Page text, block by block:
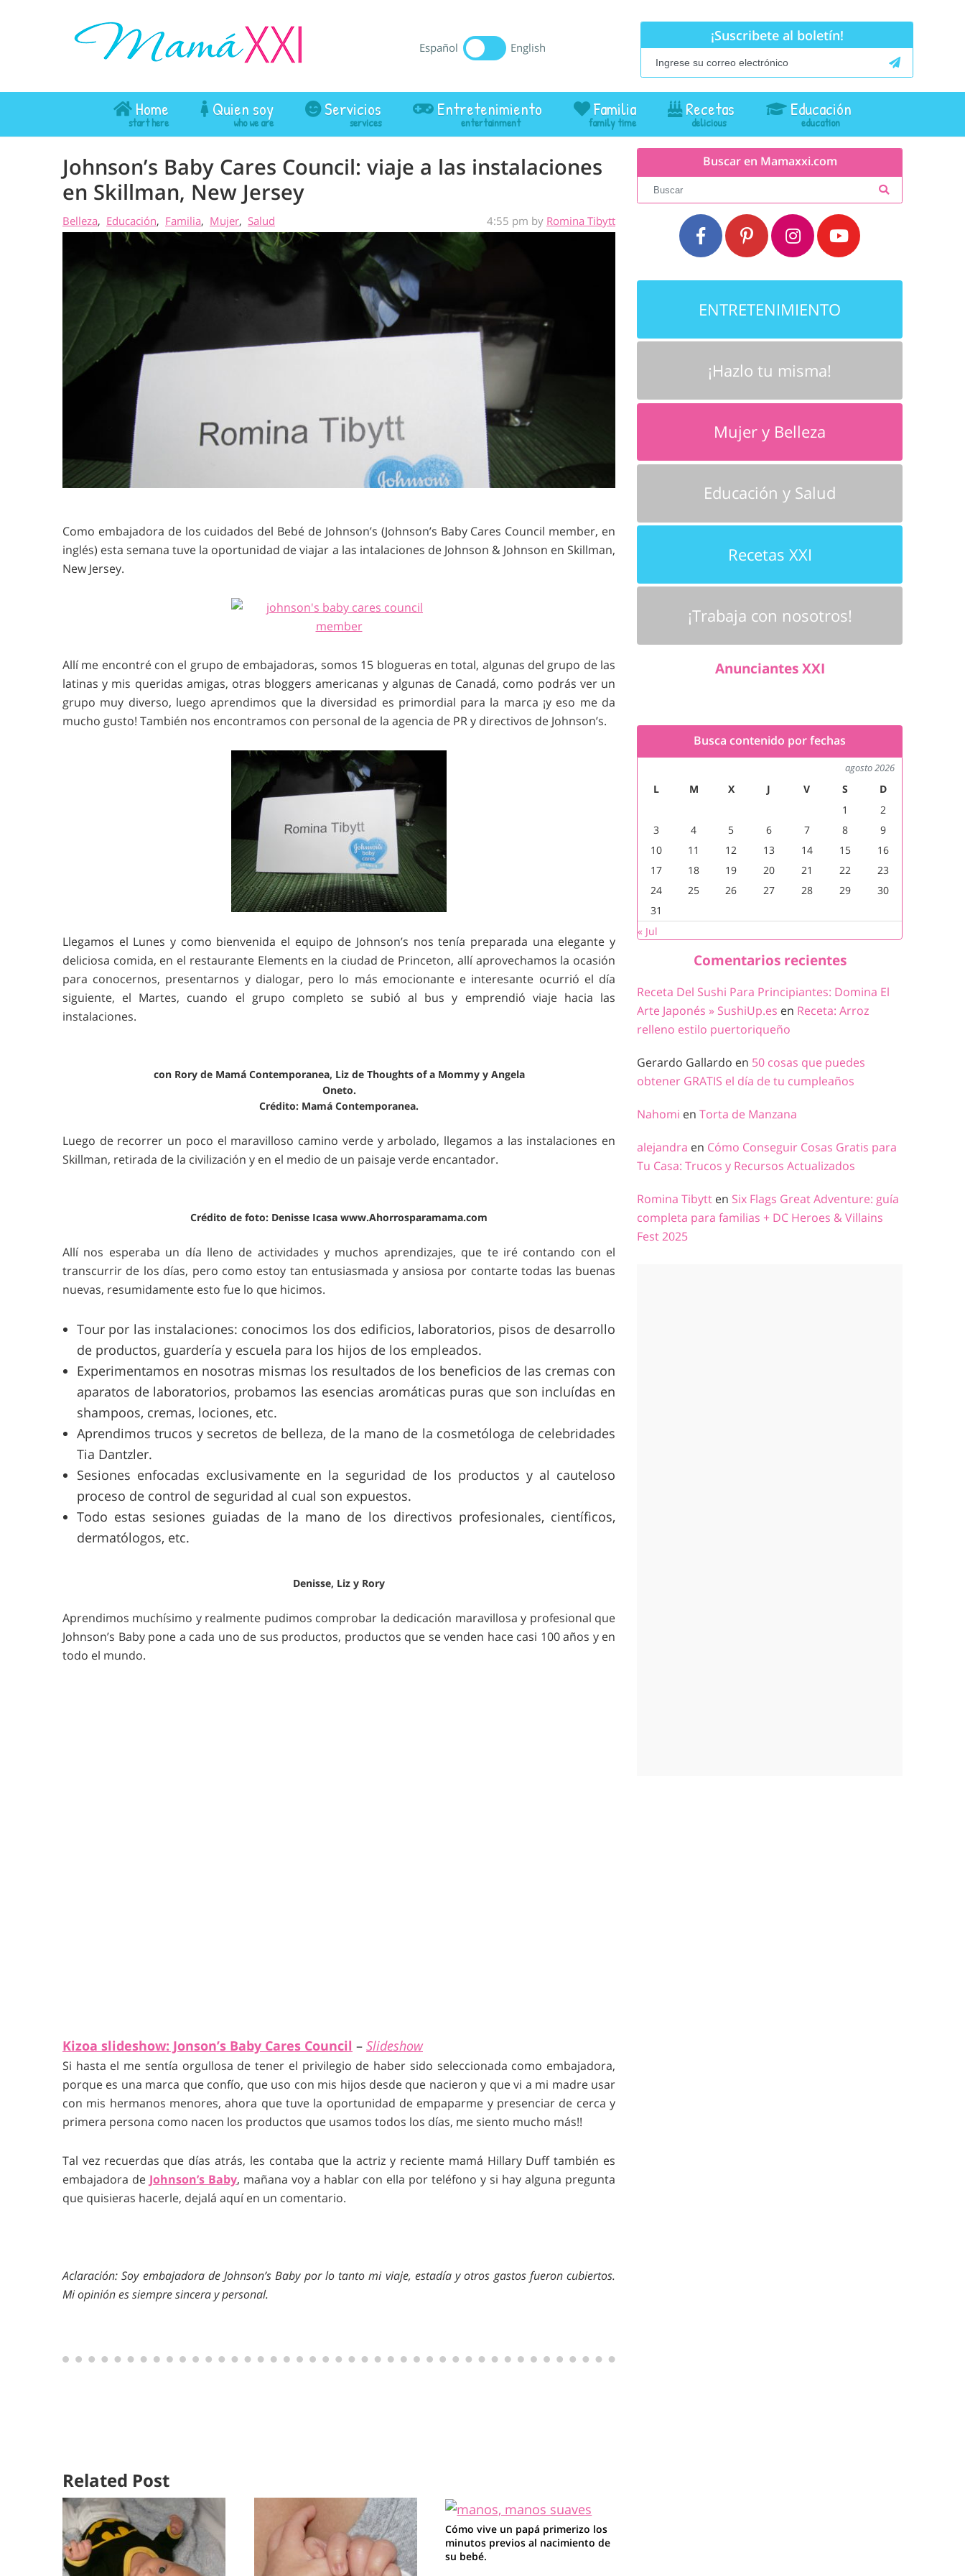
Español English
¡Suscribete al boletín!
Home Quien soy Servicios Entretenimiento Familia Recetas Educación
Johnson’s Baby Cares Council: viaje a las instalaciones
en Skillman, New Jersey
Belleza Educación Familia Mujer Salud 4:55 pm by Romina Tibytt
Como embajadora de los cuidados del Bebé de Johnson’s (Johnson’s Baby Cares Council member, en
inglés) esta semana tuve la oportunidad de viajar a las intalaciones de Johnson & Johnson en Skillman,
New Jersey.
Allí me encontré con el grupo de embajadoras, somos 15 blogueras en total, algunas del grupo de las
latinas y mis queridas amigas, otras bloggers americanas y algunas de Canadá, como podrás ver un
grupo muy diverso, luego aprendimos que la diversidad es primordial para la marca ¡y eso me da
mucho gusto! También nos encontramos con personal de la agencia de PR y directivos de Johnson’s.
Llegamos el Lunes y como bienvenida el equipo de Johnson’s nos tenía preparada una elegante y
deliciosa comida, en el restaurante Elements en la ciudad de Princeton, allí aprovechamos la ocasión
para conocernos, presentarnos y dialogar, pero lo más emocionante e interesante ocurrió el día
siguiente, el Martes, cuando el grupo completo se subió al bus y emprendió viaje hacia las
instalaciones.
con Rory de Mamá Contemporanea, Liz de Thoughts of a Mommy y Angela
Oneto.
Crédito: Mamá Contemporanea.
Luego de recorrer un poco el maravilloso camino verde y arbolado, llegamos a las instalaciones en
Skillman, retirada de la civilización y en el medio de un paisaje verde encantador.
Crédito de foto: Denisse Icasa www.Ahorrosparamama.com
Allí nos esperaba un día lleno de actividades y muchos aprendizajes, que te iré contando con el
transcurrir de los días, pero como estoy tan entusiasmada y ansiosa por contarte todas las buenas
nuevas, resumidamente esto fue lo que hicimos.
Tour por las instalaciones: conocimos los dos edificios, laboratorios, pisos de desarrollo
de productos, guardería y escuela para los hijos de los empleados.
Experimentamos en nosotras mismas los resultados de los beneficios de las cremas con
aparatos de laboratorios, probamos las esencias aromáticas puras que son incluídas en
shampoos, cremas, lociones, etc.
Aprendimos trucos y secretos de belleza, de la mano de la cosmetóloga de celebridades
Tia Dantzler.
Sesiones enfocadas exclusivamente en la seguridad de los productos y al cauteloso
proceso de control de seguridad al cual son expuestos.
Todo estas sesiones guiadas de la mano de los directivos profesionales, científicos,
dermatólogos, etc.
Denisse, Liz y Rory
Aprendimos muchísimo y realmente pudimos comprobar la dedicación maravillosa y profesional que
Johnson’s Baby pone a cada uno de sus productos, productos que se venden hace casi 100 años y en
todo el mundo.
Kizoa slideshow: Jonson’s Baby Cares Council – Slideshow
Si hasta el me sentía orgullosa de tener el privilegio de haber sido seleccionada como embajadora,
porque es una marca que confío, que uso con mis hijos desde que nacieron y que vi a mi madre usar
con mis hermanos menores, ahora que tuve la oportunidad de empaparme y presenciar de cerca y
primera persona como nacen los productos que usamos todos los días, me siento mucho más!!
Tal vez recuerdas que días atrás, les contaba que la actriz y reciente mamá Hillary Duff también es
embajadora de Johnson’s Baby, mañana voy a hablar con ella por teléfono y si hay alguna pregunta
que quisieras hacerle, dejalá aquí en un comentario.
Aclaración: Soy embajadora de Johnson’s Baby por lo tanto mi viaje, estadía y otros gastos fueron cubiertos.
Mi opinión es siempre sincera y personal.
Related Post
Cómo vive un papá primerizo los
minutos previos al nacimiento de
su bebé.
Buscar en Mamaxxi.com
ENTRETENIMIENTO
¡Hazlo tu misma!
Mujer y Belleza
Educación y Salud
Recetas XXI
¡Trabaja con nosotros!
Anunciantes XXI
Busca contenido por fechas
agosto 2026
L M X J V S
D
1
2
3
4 5 6 7 8
9
10
11 12 13 14 15
16
17
18 19 20 21 22
23
24
25 26 27 28 29
30
31
« Jul
Comentarios recientes
Receta Del Sushi Para Principiantes: Domina El
Arte Japonés » SushiUp.es en Receta: Arroz
relleno estilo puertoriqueño
Gerardo Gallardo en 50 cosas que puedes
obtener GRATIS el día de tu cumpleaños
Nahomi en Torta de Manzana
alejandra en Cómo Conseguir Cosas Gratis para
Tu Casa: Trucos y Recursos Actualizados
Romina Tibytt en Six Flags Great Adventure: guía
completa para familias + DC Heroes & Villains
Fest 2025